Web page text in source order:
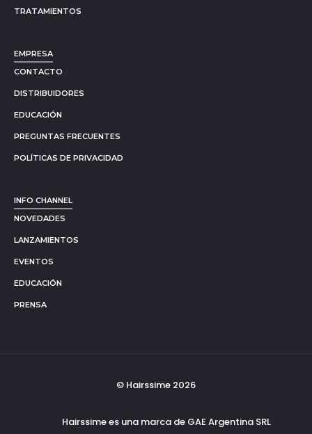
TRATAMIENTOS
EMPRESA
CONTACTO
DISTRIBUIDORES
EDUCACIÓN
PREGUNTAS FRECUENTES
POLÍTICAS DE PRIVACIDAD
INFO CHANNEL
NOVEDADES
LANZAMIENTOS
EVENTOS
EDUCACIÓN
PRENSA
© Hairssime 2026
Hairssime es una marca de GAE Argentina SRL